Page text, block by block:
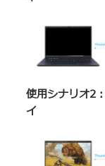
使用シナリオ2 ：
イ